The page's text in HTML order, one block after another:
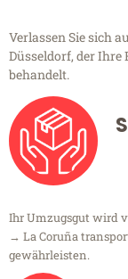
Verlassen Sie sich
Düsseldorf, der
behandelt.
Ihr Umzugsgut wird
→ La Coruña
gewährleisten.